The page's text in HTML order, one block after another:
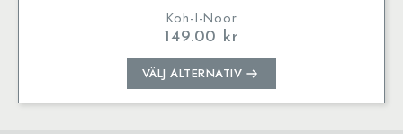
Koh-I-Noor
149.00 kr
VÄLJ ALTERNATIV
Den
här
produkten